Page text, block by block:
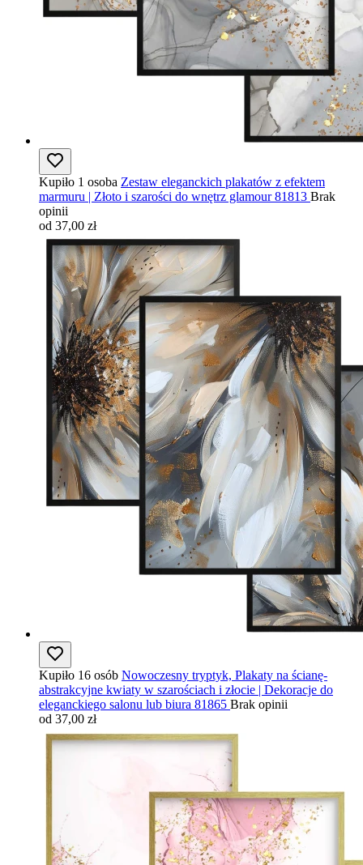
Kupiło 1 osoba Zestaw eleganckich plakatów z efektem
marmuru | Złoto i szarości do wnętrz glamour 81813 Brak
opinii
od 37,00 zł
Kupiło 16 osób Nowoczesny tryptyk, Plakaty na ścianę-
abstrakcyjne kwiaty w szarościach i złocie | Dekoracje do
eleganckiego salonu lub biura 81865 Brak opinii
od 37,00 zł